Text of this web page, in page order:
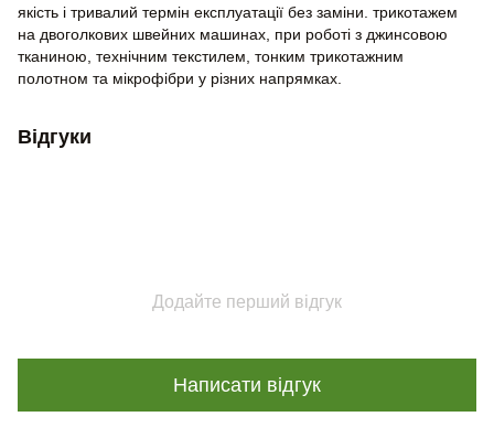
якість і тривалий термін експлуатації без заміни. трикотажем
на двоголкових швейних машинах, при роботі з джинсовою
тканиною, технічним текстилем, тонким трикотажним
полотном та мікрофібри у різних напрямках.
Відгуки
Додайте перший відгук
Написати відгук